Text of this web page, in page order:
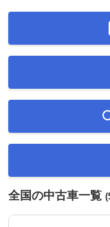
全国の中古車一覧